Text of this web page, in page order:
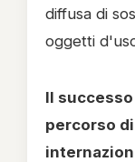
diffusa di
oggetti
Il successo
percorso